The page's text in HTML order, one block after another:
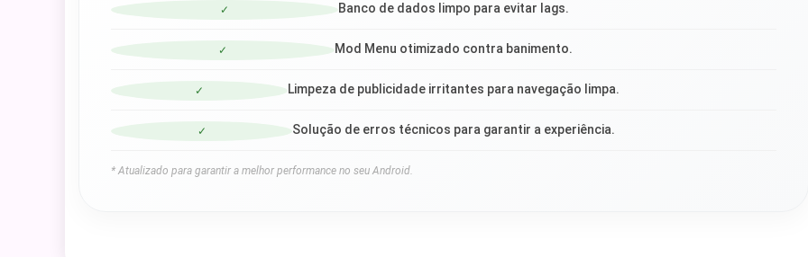
✓ Banco de dados limpo para evitar lags.
✓ Mod Menu otimizado contra banimento.
✓ Limpeza de publicidade irritantes para navegação limpa.
✓ Solução de erros técnicos para garantir a experiência.
* Atualizado para garantir a melhor performance no seu Android.